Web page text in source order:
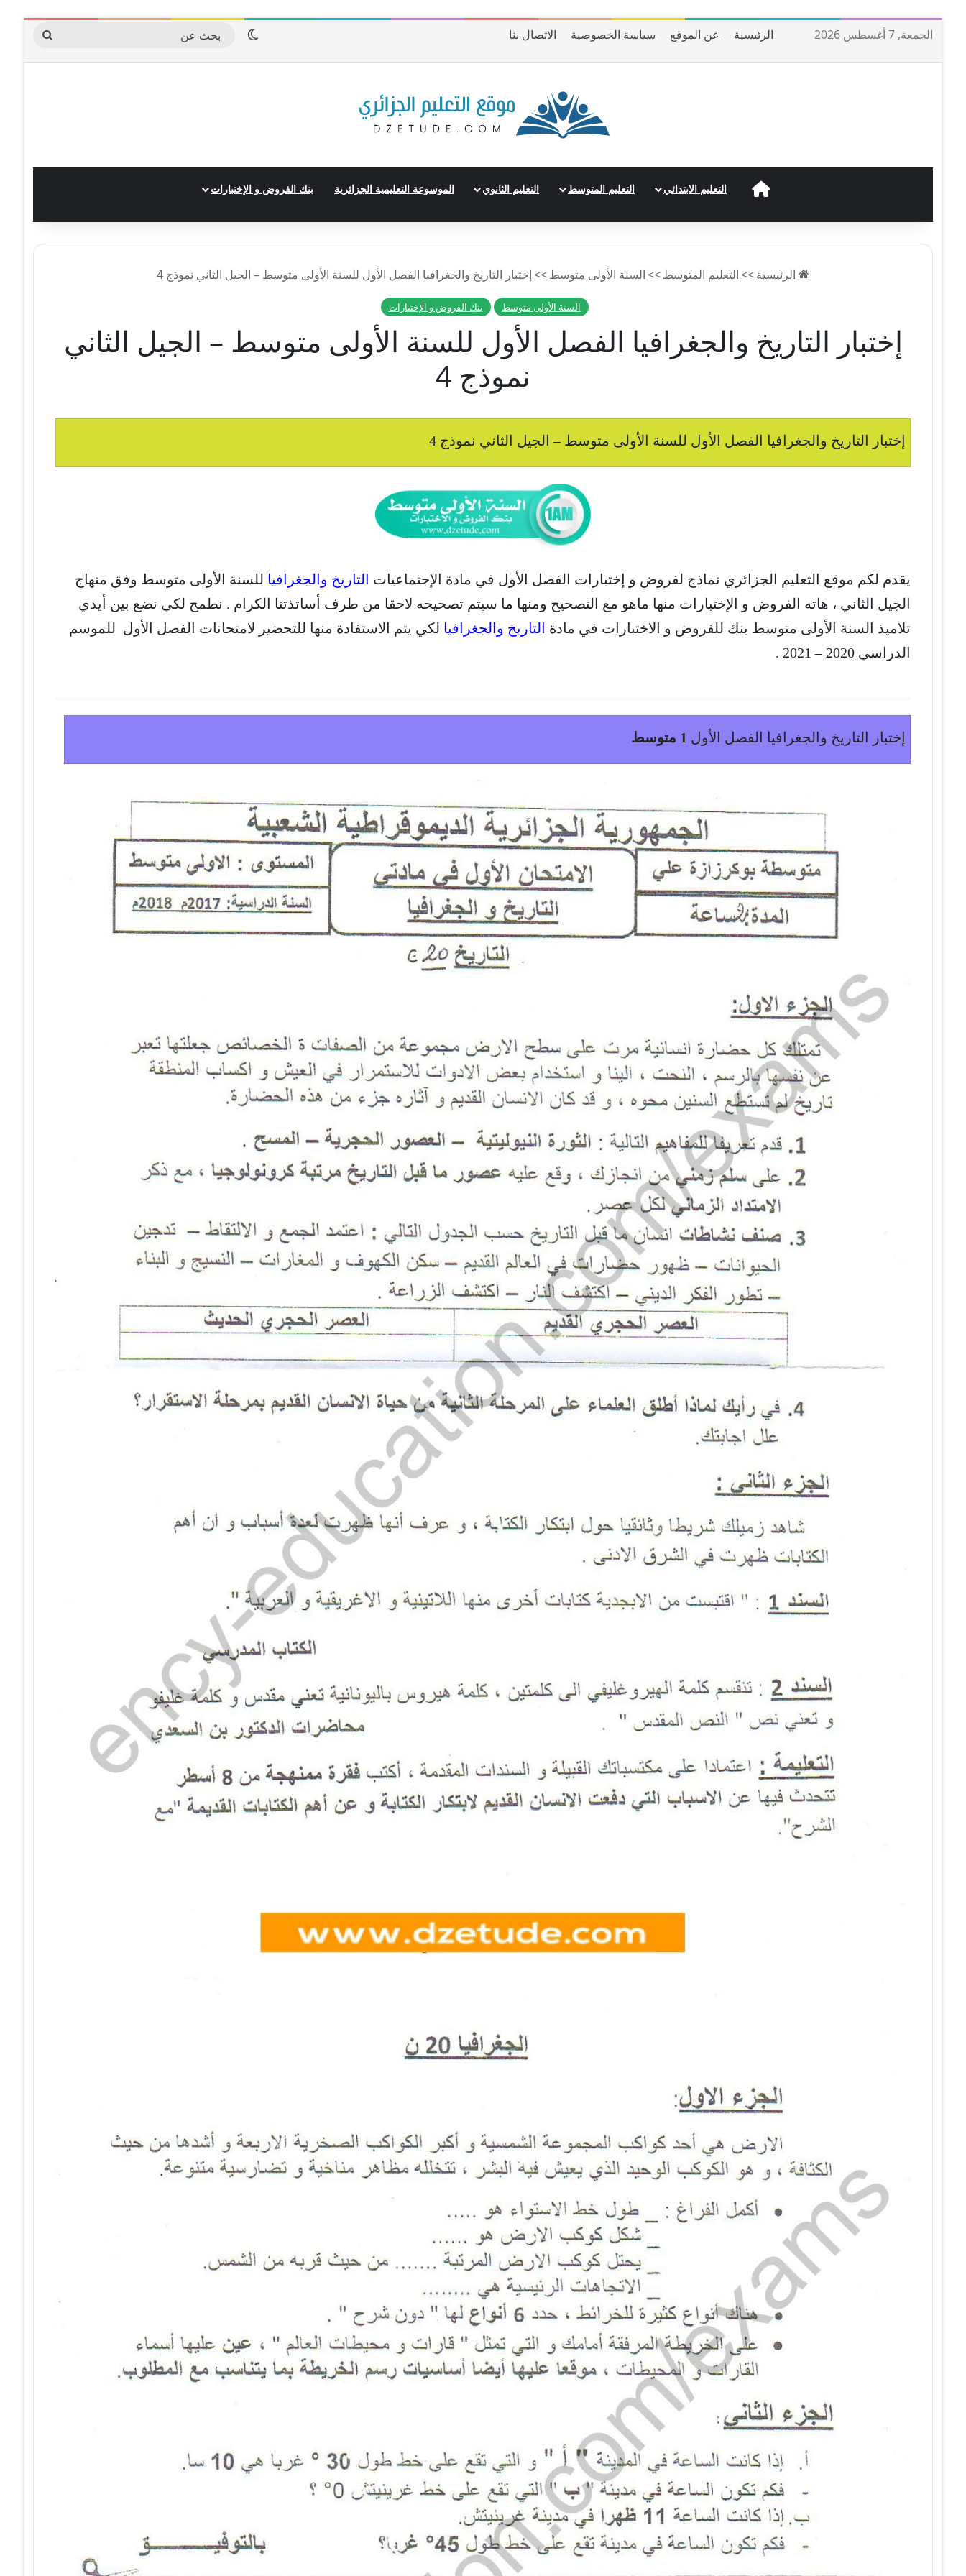
الجمعة, 7 أغسطس 2026 الرئيسية عن الموقع سياسة الخصوصية الاتصال بنا الوضع المظلم
بحث
عن
الرئيسيةالتعليم الابتدائي التعليم المتوسط التعليم الثانوي الموسوعة التعليمية الجزائرية بنك الفروض و الإختبارات
الرئيسية>>التعليم المتوسط>>السنة الأولى متوسط>>إختبار التاريخ والجغرافيا الفصل الأول للسنة الأولى متوسط – الجيل الثاني نموذج 4
السنة الأولى متوسط بنك الفروض و الإختبارات
إختبار التاريخ والجغرافيا الفصل الأول للسنة الأولى متوسط – الجيل الثاني
نموذج 4
إختبار التاريخ والجغرافيا الفصل الأول للسنة الأولى متوسط – الجيل الثاني نموذج 4
يقدم لكم موقع التعليم الجزائري نماذج لفروض و إختبارات الفصل الأول في مادة الإجتماعيات التاريخ والجغرافيا للسنة الأولى متوسط وفق منهاج
الجيل الثاني ، هاته الفروض و الإختبارات منها ماهو مع التصحيح ومنها ما سيتم تصحيحه لاحقا من طرف أساتذتنا الكرام . نطمح لكي نضع بين أيدي
تلاميذ السنة الأولى متوسط بنك للفروض و الاختبارات في مادة التاريخ والجغرافيا لكي يتم الاستفادة منها للتحضير لامتحانات الفصل الأول للموسم
الدراسي 2020 – 2021 .
إختبار التاريخ والجغرافيا الفصل الأول 1 متوسط